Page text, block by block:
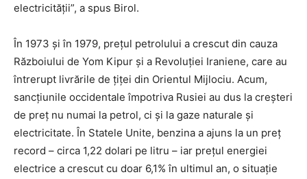
electricității”, a spus Birol.
În 1973 și în 1979, prețul petrolului a crescut din cauza
Războiului de Yom Kipur și a Revoluției Iraniene, care au
întrerupt livrările de țiței din Orientul Mijlociu. Acum,
sancțiunile occidentale împotriva Rusiei au dus la creșteri
de preț nu numai la petrol, ci și la gaze naturale și
electricitate. În Statele Unite, benzina a ajuns la un preț
record – circa 1,22 dolari pe litru – iar prețul energiei
electrice a crescut cu doar 6,1% în ultimul an, o situație